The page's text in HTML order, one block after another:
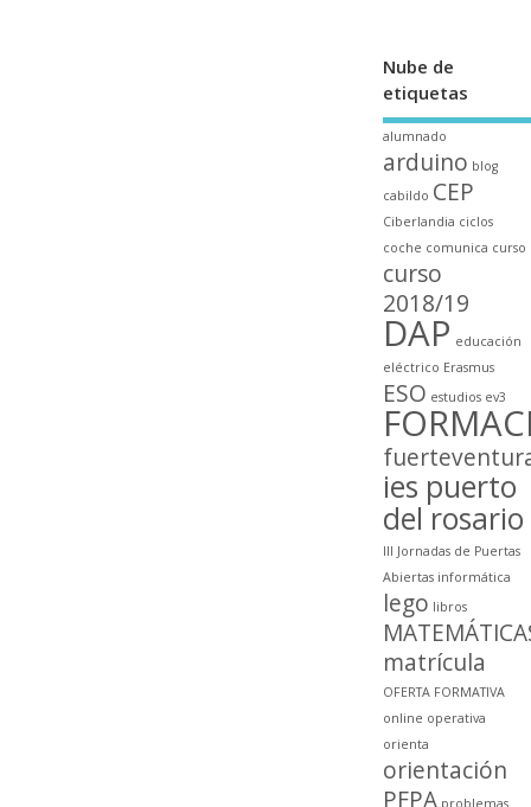
Nube de
etiquetas
alumnado
arduino blog
cabildo CEP
Ciberlandia ciclos
coche comunica curso
curso
2018/19
DAP educación
eléctrico Erasmus
ESO estudios ev3
ies puerto
del rosario
III Jornadas de Puertas
Abiertas informática
lego libros
matrícula
OFERTA FORMATIVA
online operativa
orienta
orientación
PFPA